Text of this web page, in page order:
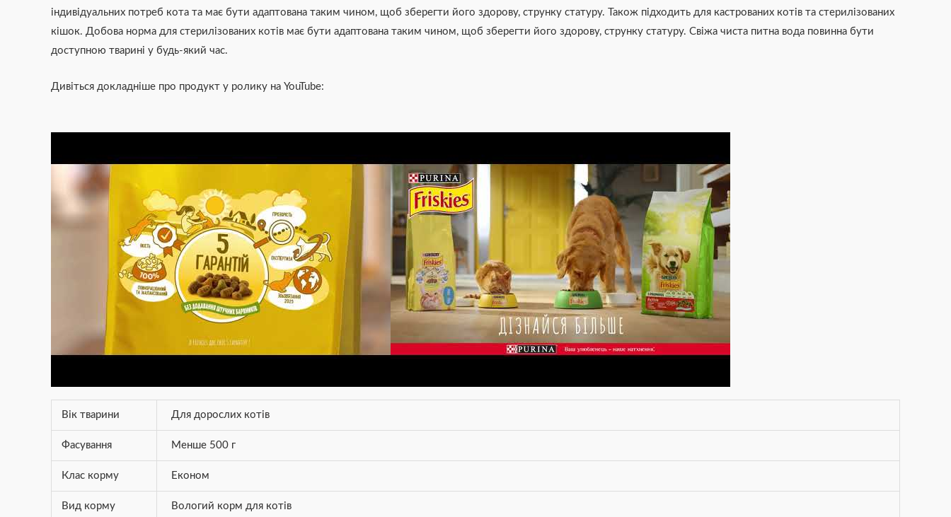
індивідуальних потреб кота та має бути адаптована таким чином, щоб зберегти його здорову, струнку статуру. Також підходить для кастрованих котів та стерилізованих
кішок. Добова норма для стерилізованих котів має бути адаптована таким чином, щоб зберегти його здорову, струнку статуру. Свіжа чиста питна вода повинна бути
доступною тварині у будь-який час.
Дивіться докладніше про продукт у ролику на YouTube:
Вік тварини Для дорослих котів
Фасування Менше 500 г
Клас корму Економ
Вид корму Вологий корм для котів